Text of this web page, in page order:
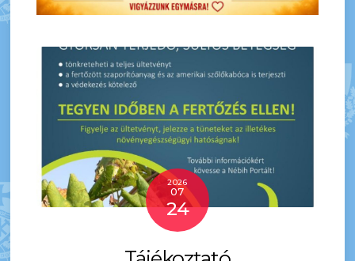
2026
07
24